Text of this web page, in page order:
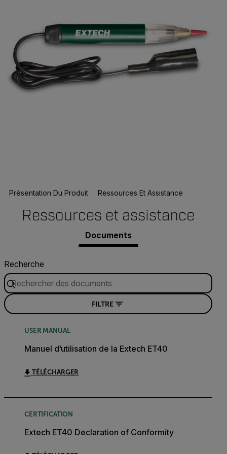
Présentation Du Produit Ressources Et Assistance
Ressources et assistance
Documents
Recherche
FILTRE
USER MANUAL
Manuel d’utilisation de la Extech ET40
TÉLÉCHARGER
CERTIFICATION
Extech ET40 Declaration of Conformity